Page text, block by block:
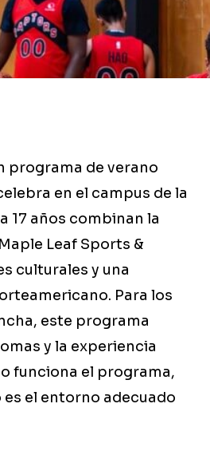
programa de verano
en el campus de la
17 años combinan la
Leaf Sports &
culturales y una
Para los
este programa
y la experiencia
funciona el programa,
el entorno adecuado